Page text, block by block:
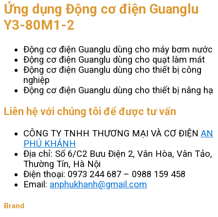
Ứng dụng Động cơ điện Guanglu
Y3-80M1-2
Động cơ điện Guanglu dùng cho máy bơm nước
Động cơ điện Guanglu dùng cho quạt làm mát
Động cơ điện Guanglu dùng cho thiết bị công
nghiệp
Động cơ điện Guanglu dùng cho thiết bị nâng hạ
Liên hệ với chúng tôi để được tư vấn
CÔNG TY TNHH THƯƠNG MẠI VÀ CƠ ĐIỆN AN
PHÚ KHÁNH
Địa chỉ: Số 6/C2 Bưu Điện 2, Vân Hòa, Vân Tảo,
Thường Tín, Hà Nội
Điện thoại: 0973 244 687 – 0988 159 458
Email: anphukhanh@gmail.com
Brand